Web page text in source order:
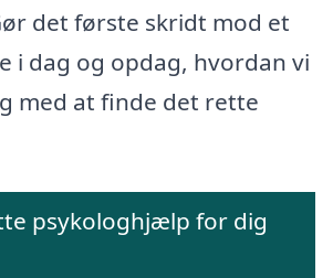
det første skridt mod et
i dag og opdag, hvordan vi
med at finde det rette
psykologhjælp for dig